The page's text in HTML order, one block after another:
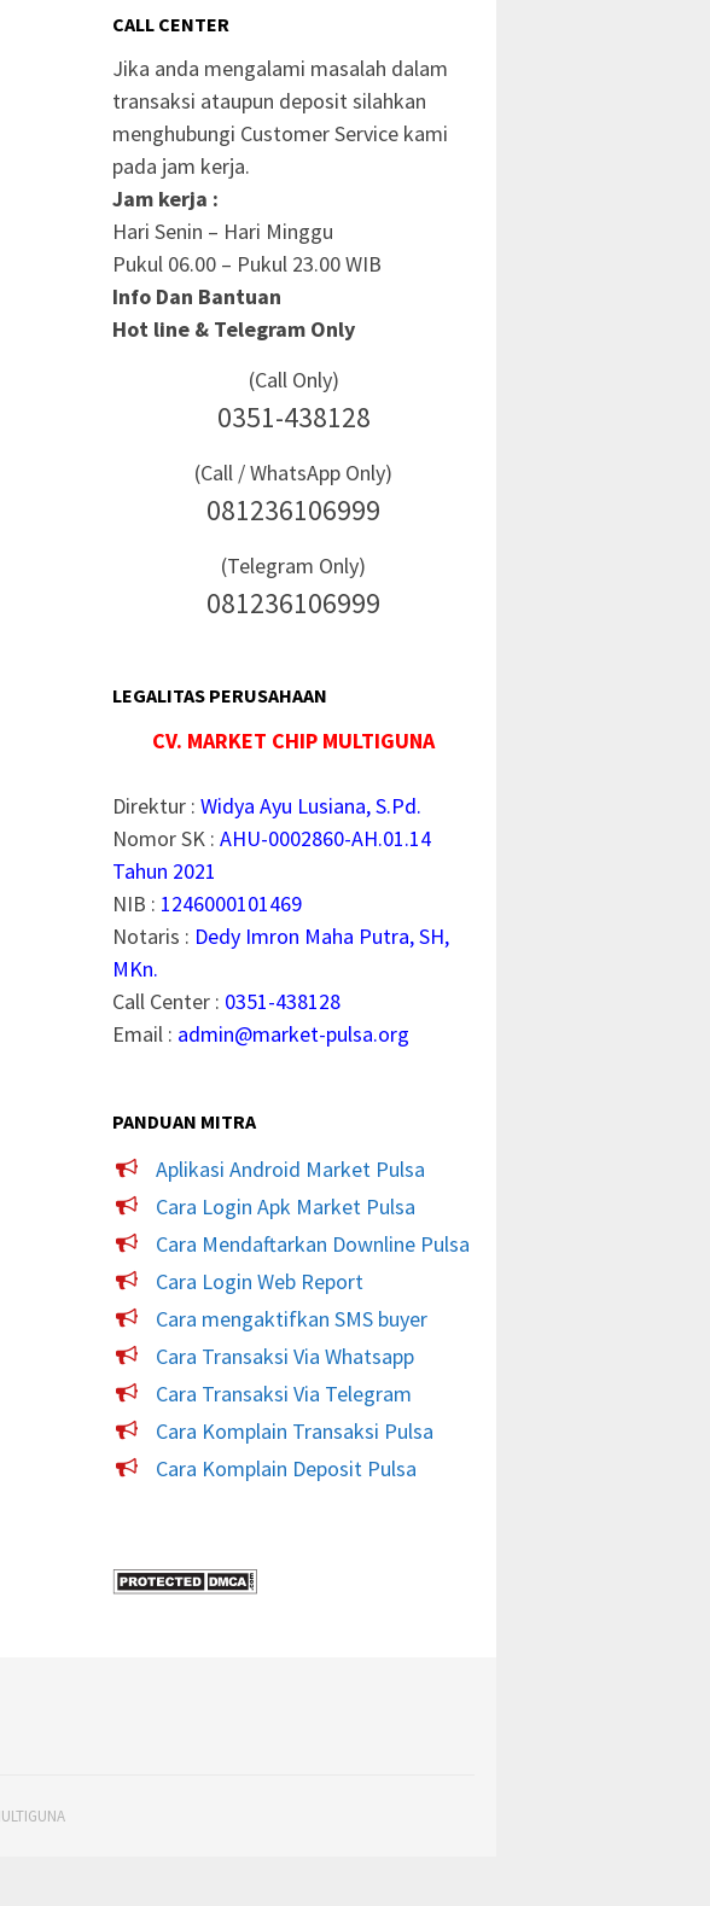
CALL CENTER
Jika anda mengalami masalah dalam
transaksi ataupun deposit silahkan
menghubungi Customer Service kami
pada jam kerja.
Jam kerja :
Hari Senin – Hari Minggu
Pukul 06.00 – Pukul 23.00 WIB
Info Dan Bantuan
Hot line & Telegram Only
(Call Only)
0351-438128
(Call / WhatsApp Only)
081236106999
(Telegram Only)
081236106999
LEGALITAS PERUSAHAAN
CV. MARKET CHIP MULTIGUNA
Direktur :Widya Ayu Lusiana, S.Pd.
Nomor SK :AHU-0002860-AH.01.14
Tahun 2021
NIB : 1246000101469
Notaris : Dedy Imron Maha Putra, SH,
MKn.
Call Center : 0351-438128
Email : admin@market-pulsa.org
PANDUAN MITRA
Aplikasi Android Market Pulsa
Cara Login Apk Market Pulsa
Cara Mendaftarkan Downline Pulsa
Cara Login Web Report
Cara mengaktifkan SMS buyer
Cara Transaksi Via Whatsapp
Cara Transaksi Via Telegram
Cara Komplain Transaksi Pulsa
Cara Komplain Deposit Pulsa